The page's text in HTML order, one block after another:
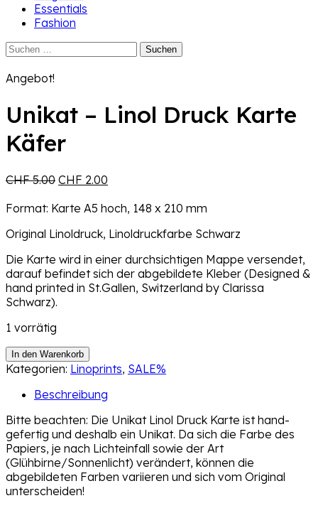
Essentials
Fashion
Suchen
Angebot!
Unikat – Linol Druck Karte
Käfer
CHF5.00 Ursprünglicher
war:
CHF 2.00
ist:
Format: Karte A5 hoch, 148 x 210 mm
Original Linoldruck, Linoldruckfarbe Schwarz
Die Karte wird in einer durchsichtigen Mappe versendet,
darauf befindet sich der abgebildete Kleber (Designed &
hand printed in St.Gallen, Switzerland by Clarissa
Schwarz).
1 vorrätig
Unikat
–
Druck
Käfer
Menge
In den Warenkorb
Kategorien: Linoprints, SALE%
Beschreibung
Bitte beachten: Die Unikat Linol Druck Karte ist hand-
gefertig und deshalb ein Unikat. Da sich die Farbe des
Papiers, je nach Lichteinfall sowie der Art
(Glühbirne/Sonnenlicht) verändert, können die
abgebildeten Farben variieren und sich vom Original
unterscheiden!